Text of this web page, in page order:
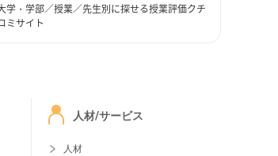
学・学部／授業／先生別に探せる授業評価クチ
ミサイト
人材/サービス
人材